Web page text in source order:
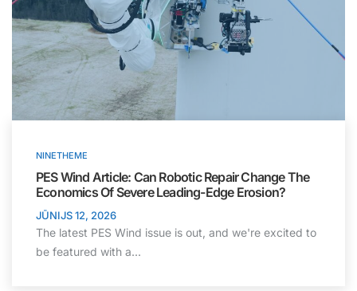
NINETHEME
PES Wind Article: Can Robotic Repair Change The
Economics Of Severe Leading-Edge Erosion?
JŪNIJS 12, 2026
The latest PES Wind issue is out, and we're excited to
be featured with a...